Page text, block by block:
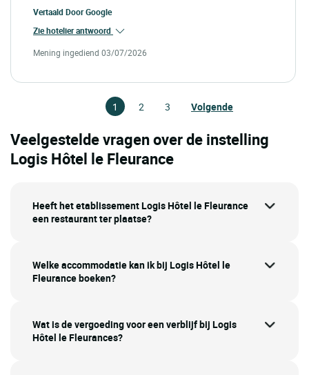
Vertaald DoorGoogle
Zie hotelier antwoord
Mening ingediend 03/07/2026
1 2 3 Volgende
Veelgestelde vragen over de instelling
Logis Hôtel le Fleurance
Heeft het etablissement Logis Hôtel le Fleurance
een restaurant ter plaatse?
Welke accommodatie kan ik bij Logis Hôtel le
Fleurance boeken?
Wat is de vergoeding voor een verblijf bij Logis
Hôtel le Fleurances?